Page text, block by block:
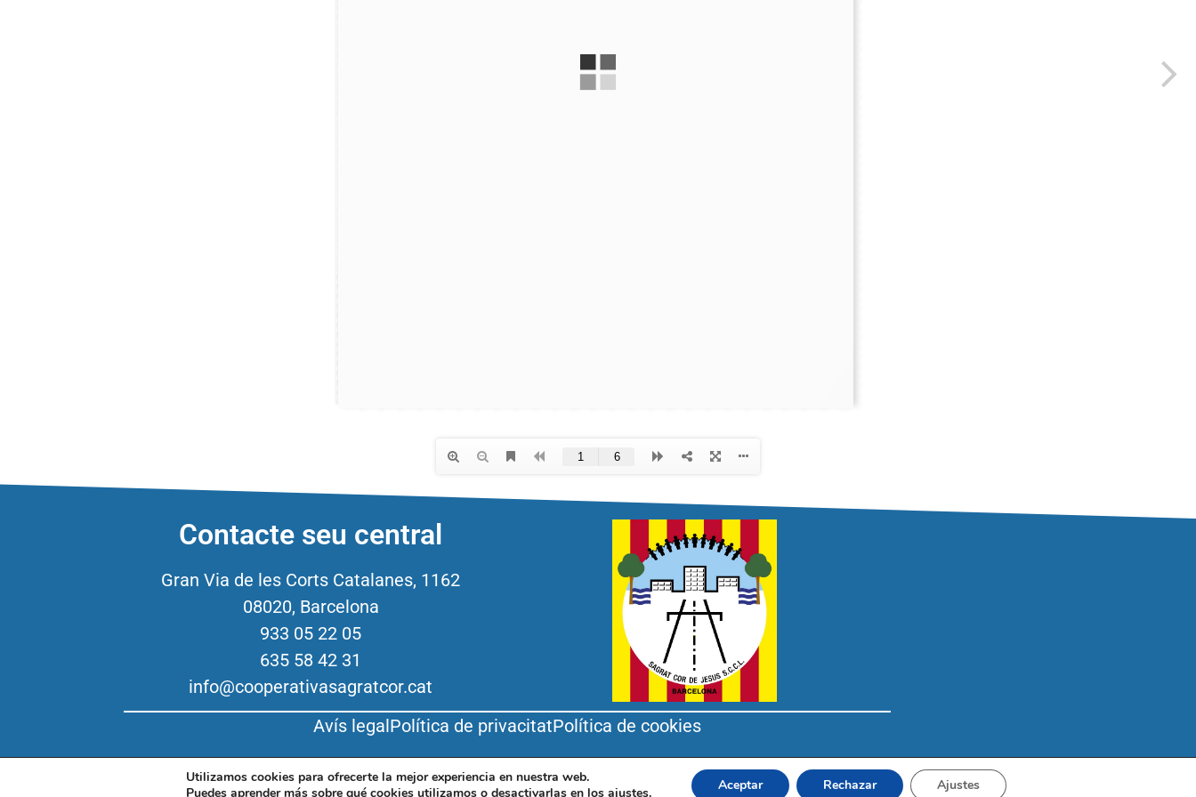
Contacte seu central
Gran Via de les Corts Catalanes, 1162
08020, Barcelona
933 05 22 05
635 58 42 31
info@cooperativasagratcor.cat
Avís legalPolítica de privacitatPolítica de cookies
Utilizamos cookies para ofrecerte la mejor experiencia en nuestra web.
Puedes aprender más sobre qué cookies utilizamos o desactivarlas en losajustes. Aceptar Rechazar Ajustes